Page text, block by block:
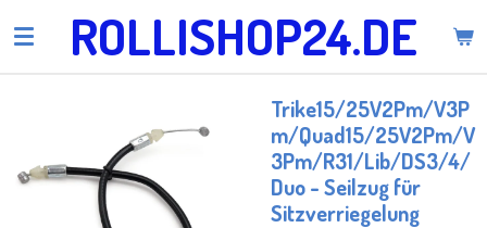
HauptinhaltROLLISHOP24.DE
Trike15/25V2Pm/V3P
m/Quad15/25V2Pm/V
3Pm/R31/Lib/DS3/4/
Duo - Seilzug für
Sitzverriegelung